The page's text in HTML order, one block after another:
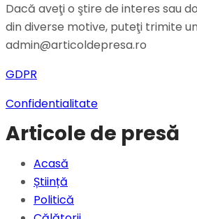
Dacă aveţi o ştire de interes sau
din diverse motive, puteţi trimite
admin@articoldepresa.ro
GDPR
Confidentialitate
Articole de presă
Acasă
Știință
Politică